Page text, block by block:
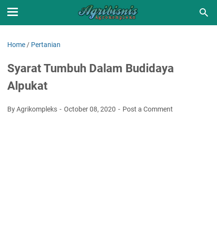
Home / Pertanian
Syarat Tumbuh Dalam Budidaya
Alpukat
By Agrikompleks October 08, 2020 Post a Comment